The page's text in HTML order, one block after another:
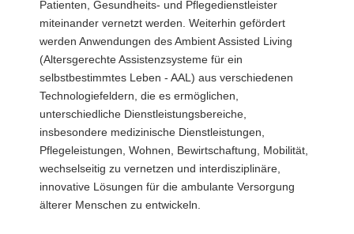
Patienten, Gesundheits- und Pflegedienstleister
miteinander vernetzt werden. Weiterhin gefördert
werden Anwendungen des Ambient Assisted Living
(Altersgerechte Assistenzsysteme für ein
selbstbestimmtes Leben - AAL) aus verschiedenen
Technologiefeldern, die es ermöglichen,
unterschiedliche Dienstleistungsbereiche,
insbesondere medizinische Dienstleistungen,
Pflegeleistungen, Wohnen, Bewirtschaftung, Mobilität,
wechselseitig zu vernetzen und interdisziplinäre,
innovative Lösungen für die ambulante Versorgung
älterer Menschen zu entwickeln.